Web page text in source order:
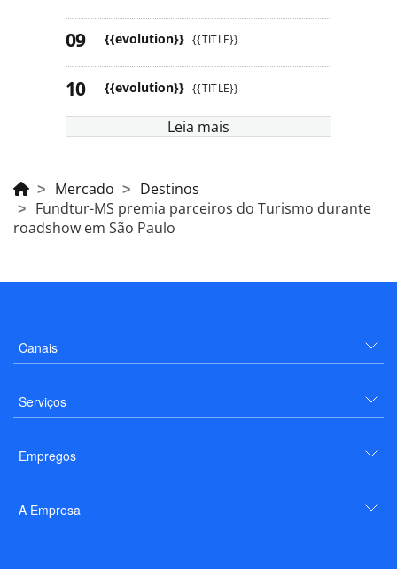
{{evolution}} {{TITLE}}
{{evolution}} {{TITLE}}
Leia mais
Mercado
Destinos
Fundtur-MS premia parceiros do Turismo durante
roadshow em São Paulo
Canais
Serviços
Empregos
A Empresa